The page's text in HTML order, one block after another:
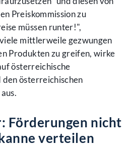
Preiskommission zu
müssen runter!",
mittlerweile gezwungen
Produkten zu greifen, wirke
österreichische
österreichischen
Förderungen nicht
verteilen